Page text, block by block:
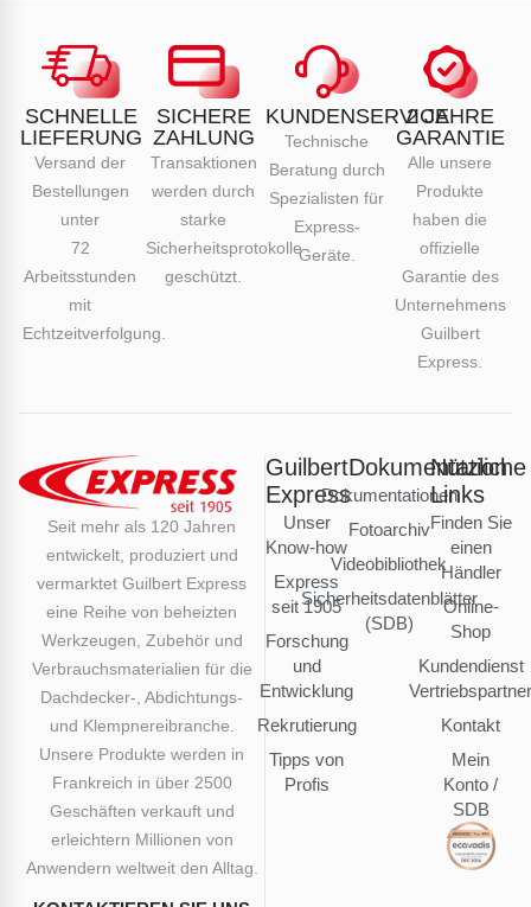
SCHNELLE
LIEFERUNG
Versand der
Bestellungen
unter
72
Arbeitsstunden
mit
Echtzeitverfolgung.
SICHERE
ZAHLUNG
Transaktionen
werden durch
starke
Sicherheitsprotokolle
geschützt.
KUNDENSERVICE
Technische
Beratung durch
Spezialisten für
Express-
Geräte.
2 JAHRE
GARANTIE
Alle unsere
Produkte
haben die
offizielle
Garantie des
Unternehmens
Guilbert
Express.
Seit mehr als 120 Jahren
entwickelt, produziert und
vermarktet Guilbert Express
eine Reihe von beheizten
Werkzeugen, Zubehör und
Verbrauchsmaterialien für die
Dachdecker-, Abdichtungs-
und Klempnereibranche.
Unsere Produkte werden in
Frankreich in über 2500
Geschäften verkauft und
erleichtern Millionen von
Anwendern weltweit den Alltag.
Guilbert
Express
Unser
Know-how
Express
seit 1905
Forschung
und
Entwicklung
Rekrutierung
Tipps von
Profis
Dokumentation
Dokumentationen
Fotoarchiv
Videobibliothek
Sicherheitsdatenblätter
(SDB)
Nützliche
Links
Finden Sie
einen
Händler
Online-
Shop
Kundendienst
Kontakt
Mein
Konto /
SDB